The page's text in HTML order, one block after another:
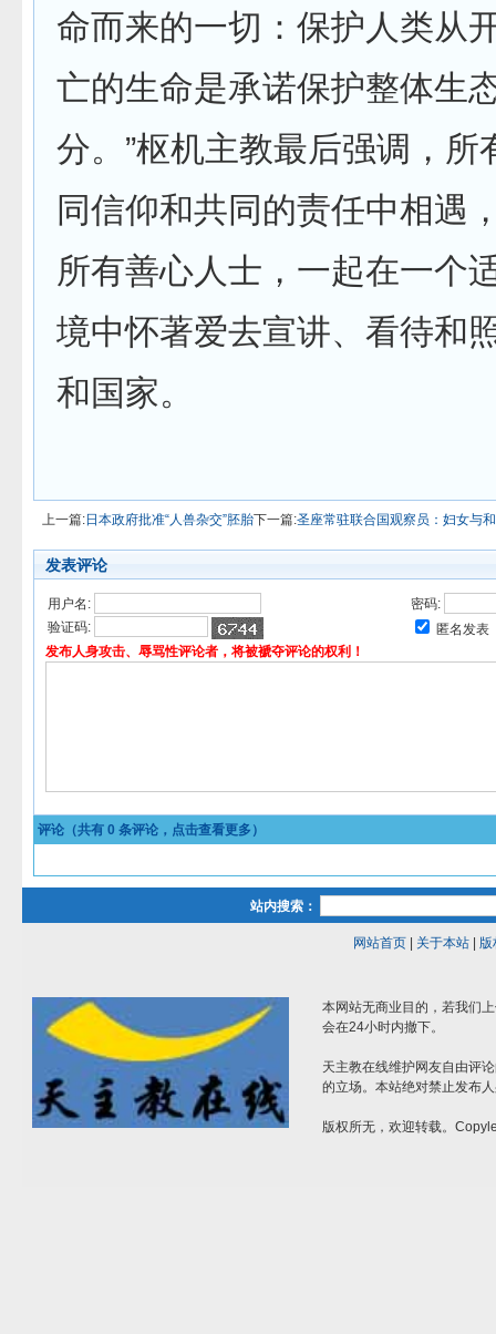
命而来的一切：保护人类从
亡的生命是承诺保护整体生
分。”枢机主教最后强调，所
同信仰和共同的责任中相遇
所有善心人士，一起在一个
境中怀著爱去宣讲、看待和
和国家。
上一篇:日本政府批准“人兽杂交”胚胎下一篇:圣座常驻联合国观察员：妇女与
发表评论
用户名:
密码:
验证码:
匿名发表
发布人身攻击、辱骂性评论者，将被褫夺评论的权利！
评论（共有 0 条评论，点击查看更多）
站内搜索：
网站首页| 关于本站| 版
本网站无商业目的，若我们
会在24小时内撤下。
天主教在线维护网友自由评
的立场。本站绝对禁止发布
版权所无，欢迎转载。